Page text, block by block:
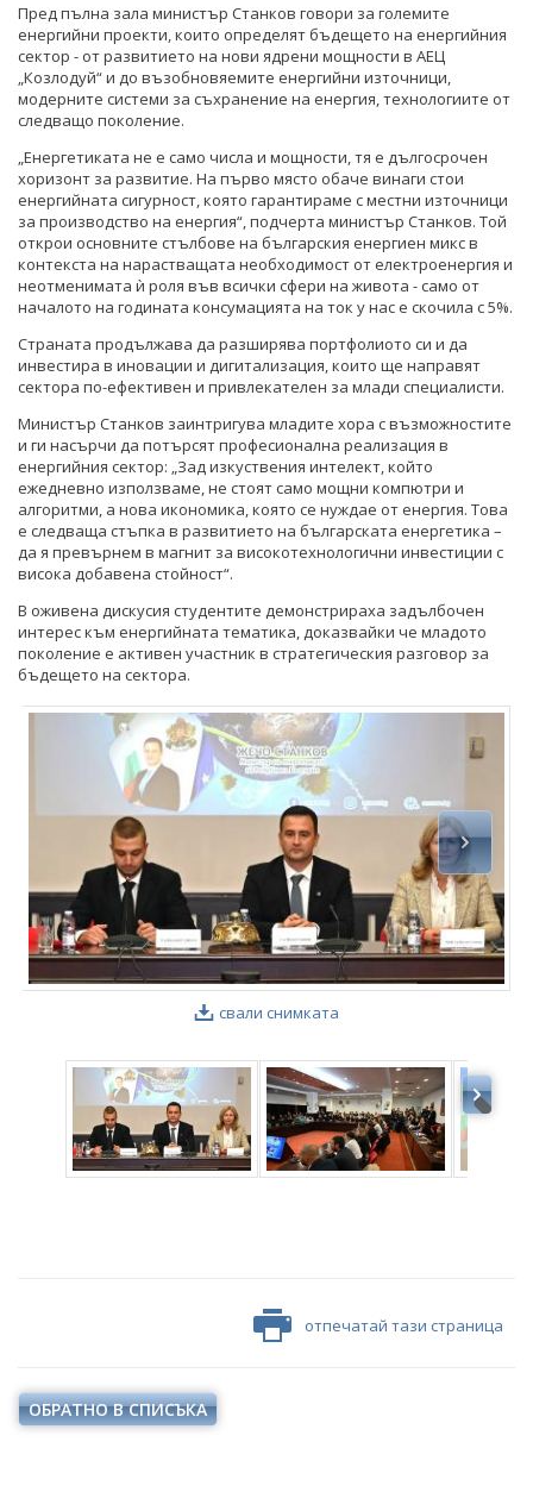
Пред пълна зала министър Станков говори за големите
енергийни проекти, които определят бъдещето на енергийния
сектор - от развитието на нови ядрени мощности в АЕЦ
„Козлодуй“ и до възобновяемите енергийни източници,
модерните системи за съхранение на енергия, технологиите от
следващо поколение.
„Енергетиката не е само числа и мощности, тя е дългосрочен
хоризонт за развитие. На първо място обаче винаги стои
енергийната сигурност, която гарантираме с местни източници
за производство на енергия“, подчерта министър Станков. Той
открои основните стълбове на българския енергиен микс в
контекста на нарастващата необходимост от електроенергия и
неотменимата ѝ роля във всички сфери на живота - само от
началото на годината консумацията на ток у нас е скочила с 5%.
Страната продължава да разширява портфолиото си и да
инвестира в иновации и дигитализация, които ще направят
сектора по-ефективен и привлекателен за млади специалисти.
Министър Станков заинтригува младите хора с възможностите
и ги насърчи да потърсят професионална реализация в
енергийния сектор: „Зад изкуствения интелект, който
ежедневно използваме, не стоят само мощни компютри и
алгоритми, а нова икономика, която се нуждае от енергия. Това
е следваща стъпка в развитието на българската енергетика –
да я превърнем в магнит за високотехнологични инвестиции с
висока добавена стойност“.
В оживена дискусия студентите демонстрираха задълбочен
интерес към енергийната тематика, доказвайки че младото
поколение е активен участник в стратегическия разговор за
бъдещето на сектора.
свали снимката
отпечатай тази страница
ОБРАТНО В СПИСЪКА